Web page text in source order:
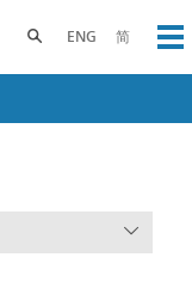
ENG 简
Toggle search panel